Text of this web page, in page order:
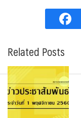
Related Posts